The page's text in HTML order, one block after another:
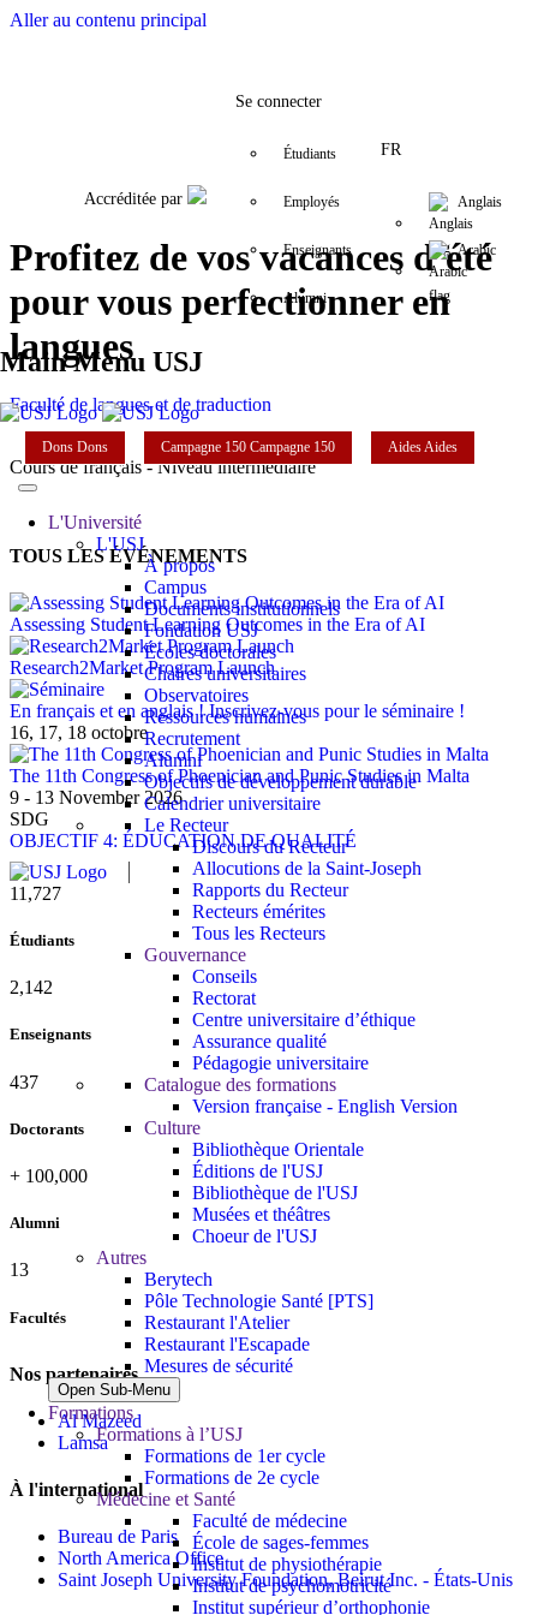
Aller au contenu principal
FacebookTwitter
Accréditée par
Se connecter
Étudiants
Employés
Enseignants
Alumni
FR
Anglais
Arabic
Main Menu USJ
Dons Dons Campagne 150 Campagne 150 AidesAides
L'Université
L'USJ
À propos
Campus
Documents institutionnels
Fondation USJ
Écoles doctorales
Chaires universitaires
Observatoires
Ressources humaines
Recrutement
Alumni
Objectifs de développement durable
Calendrier universitaire
Le Recteur
Discours du Recteur
Allocutions de la Saint-Joseph
Rapports du Recteur
Recteurs émérites
Tous les Recteurs
Gouvernance
Conseils
Rectorat
Centre universitaire d’éthique
Assurance qualité
Pédagogie universitaire
Catalogue des formations
Version française - English Version
Culture
Bibliothèque Orientale
Éditions de l'USJ
Bibliothèque de l'USJ
Musées et théâtres
Choeur de l'USJ
Autres
Berytech
Pôle Technologie Santé [PTS]
Restaurant l'Atelier
Restaurant l'Escapade
Mesures de sécurité
Open Sub-Menu
Formations
Formations à l’USJ
Formations de 1er cycle
Formations de 2e cycle
Médecine et Santé
Faculté de médecine
École de sages-femmes
Institut de physiothérapie
Institut de psychomotricité
Institut supérieur d’orthophonie
Profitez de vos vacances d'été
pour vous perfectionner en
langues
Faculté de langues et de traduction
Cours de français - Niveau intermédiaire
TOUS LES ÉVÉNEMENTS
Assessing Student Learning Outcomes in the Era of AI
Research2Market Program Launch
En français et en anglais ! Inscrivez-vous pour le séminaire !
16, 17, 18 octobre
The 11th Congress of Phoenician and Punic Studies in Malta
9 - 13 November 2026
SDG
OBJECTIF 4: ÉDUCATION DE QUALITÉ
11,727
Étudiants
2,142
Enseignants
437
Doctorants
+ 100,000
Alumni
13
Facultés
Nos partenaires
Al Mazeed
Lamsa
À l'international
Bureau de Paris
North America Office
Saint Joseph University Foundation, Beirut Inc. - États-Unis